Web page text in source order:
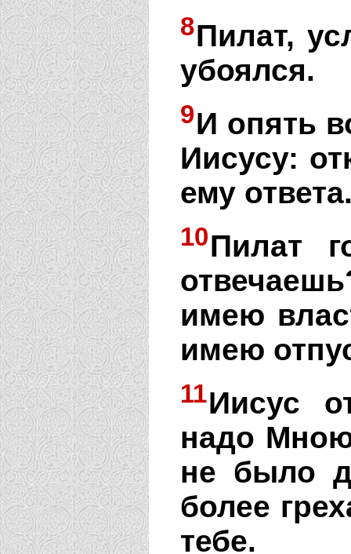
8Пилат,
убоялся.
9И опять
Иисусу:
ему
10Пилат
имею
имею
11Иисус
надо
не было
более
тебе.